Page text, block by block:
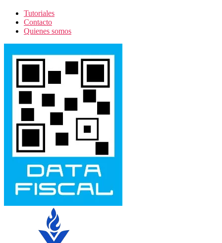
Tutoriales
Contacto
Quienes somos